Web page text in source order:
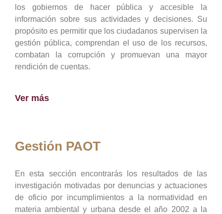
los gobiernos de hacer pública y accesible la
información sobre sus actividades y decisiones. Su
propósito es permitir que los ciudadanos supervisen la
gestión pública, comprendan el uso de los recursos,
combatan la corrupción y promuevan una mayor
rendición de cuentas.
Ver más
Gestión PAOT
En esta sección encontrarás los resultados de las
investigación motivadas por denuncias y actuaciones
de oficio por incumplimientos a la normatividad en
materia ambiental y urbana desde el año 2002 a la